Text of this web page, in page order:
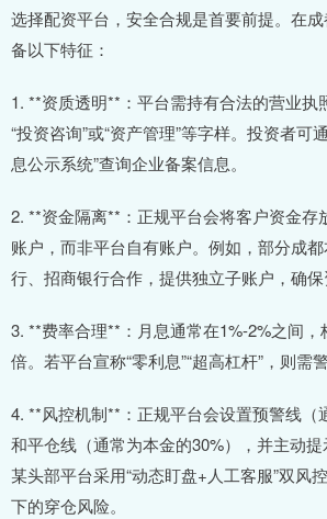
选择配资平台，安全合规是首要前提。在
备以下特征：
1. **资质透明**：平台需持有合法的营业执
“投资咨询”或“资产管理”等字样。投资者可
息公示系统”查询企业备案信息。
2. **资金隔离**：正规平台会将客户资金存
账户，而非平台自有账户。例如，部分成
行、招商银行合作，提供独立子账户，确保
3. **费率合理**：月息通常在1%-2%之间
倍。若平台宣称“零利息”“超高杠杆”，则需
4. **风控机制**：正规平台会设置预警线（
和平仓线（通常为本金的30%），并主动
某头部平台采用“动态盯盘+人工客服”双风
下的穿仓风险。